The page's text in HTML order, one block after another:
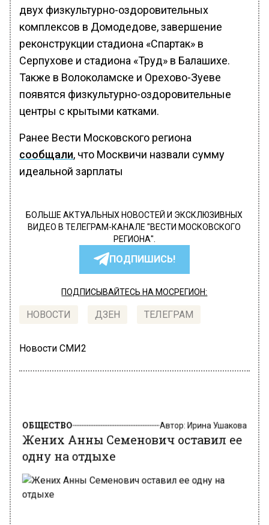
двух физкультурно-оздоровительных
комплексов в Домодедове, завершение
реконструкции стадиона «Спартак» в
Серпухове и стадиона «Труд» в Балашихе.
Также в Волоколамске и Орехово-Зуеве
появятся физкультурно-оздоровительные
центры с крытыми катками.
Ранее Вести Московского региона
сообщали, что Москвичи назвали сумму
идеальной зарплаты
БОЛЬШЕ АКТУАЛЬНЫХ НОВОСТЕЙ И ЭКСКЛЮЗИВНЫХ
ВИДЕО В ТЕЛЕГРАМ-КАНАЛЕ "ВЕСТИ МОСКОВСКОГО
РЕГИОНА".
ПОДПИШИСЬ!
ПОДПИСЫВАЙТЕСЬ НА МОСРЕГИОН:
НОВОСТИ ДЗЕН ТЕЛЕГРАМ
Новости СМИ2
Жених Анны Семенович оставил ее
одну на отдыхе